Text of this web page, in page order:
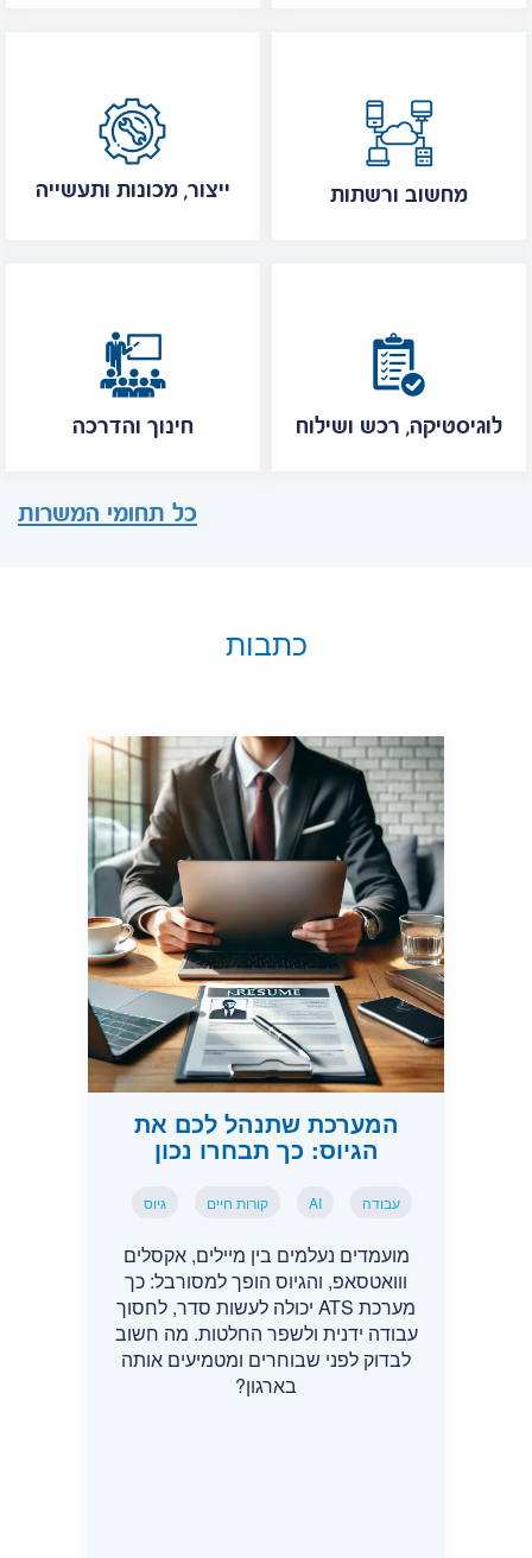
ייצור, מכונות ותעשייה מחשוב ורשתות
חינוך והדרכה לוגיסטיקה, רכש ושילוח
כל תחומי המשרות
כתבות
המערכת שתנהל לכם את
הגיוס: כך תבחרו נכון
עבודה AI קורות חיים גיוס
מועמדים נעלמים בין מיילים, אקסלים
ווואטסאפ, והגיוס הופך למסורבל: כך
מערכת ATS יכולה לעשות סדר, לחסוך
עבודה ידנית ולשפר החלטות. מה חשוב
לבדוק לפני שבוחרים ומטמיעים אותה
בארגון?